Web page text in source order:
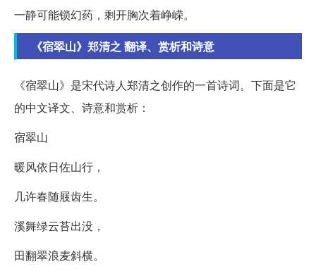
一静可能锁幻药，剩开胸次着峥嵘。
《宿翠山》郑清之 翻译、赏析和诗意
《宿翠山》是宋代诗人郑清之创作的一首诗词。下面是它
的中文译文、诗意和赏析：
宿翠山
暖风依日佐山行，
几许春随屐齿生。
溪舞绿云苔出没，
田翻翠浪麦斜横。